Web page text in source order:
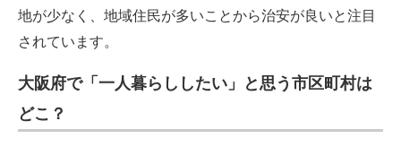
地が少なく、地域住民が多いことから治安が良いと注目
されています。
大阪府で「一人暮らししたい」と思う市区町村は
どこ？